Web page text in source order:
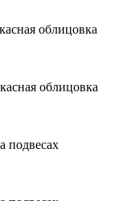
облицовка
облицовка
подвесах